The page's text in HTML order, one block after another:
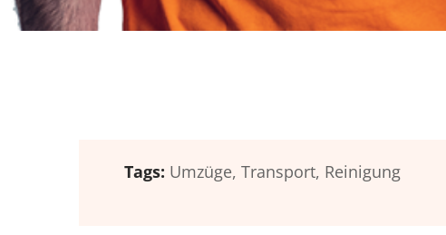
Tags: Umzüge, Transport, Reinigung